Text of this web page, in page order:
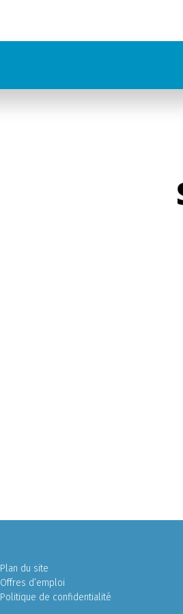
Plan du site
Offres d’emploi
Politique de confidentialité